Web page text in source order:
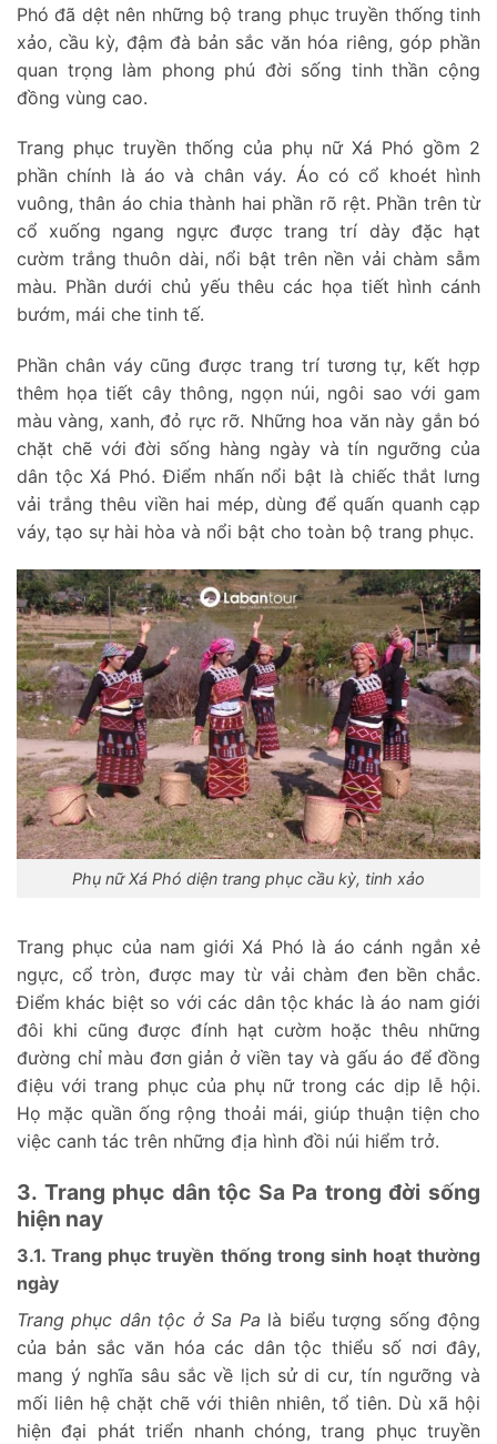
Phó đã dệt nên những bộ trang phục truyền thống tinh
xảo, cầu kỳ, đậm đà bản sắc văn hóa riêng, góp phần
quan trọng làm phong phú đời sống tinh thần cộng
đồng vùng cao.
Trang phục truyền thống của phụ nữ Xá Phó gồm 2
phần chính là áo và chân váy. Áo có cổ khoét hình
vuông, thân áo chia thành hai phần rõ rệt. Phần trên từ
cổ xuống ngang ngực được trang trí dày đặc hạt
cườm trắng thuôn dài, nổi bật trên nền vải chàm sẫm
màu. Phần dưới chủ yếu thêu các họa tiết hình cánh
bướm, mái che tinh tế.
Phần chân váy cũng được trang trí tương tự, kết hợp
thêm họa tiết cây thông, ngọn núi, ngôi sao với gam
màu vàng, xanh, đỏ rực rỡ. Những hoa văn này gắn bó
chặt chẽ với đời sống hàng ngày và tín ngưỡng của
dân tộc Xá Phó. Điểm nhấn nổi bật là chiếc thắt lưng
vải trắng thêu viền hai mép, dùng để quấn quanh cạp
váy, tạo sự hài hòa và nổi bật cho toàn bộ trang phục.
Phụ nữ Xá Phó diện trang phục cầu kỳ, tinh xảo
Trang phục của nam giới Xá Phó là áo cánh ngắn xẻ
ngực, cổ tròn, được may từ vải chàm đen bền chắc.
Điểm khác biệt so với các dân tộc khác là áo nam giới
đôi khi cũng được đính hạt cườm hoặc thêu những
đường chỉ màu đơn giản ở viền tay và gấu áo để đồng
điệu với trang phục của phụ nữ trong các dịp lễ hội.
Họ mặc quần ống rộng thoải mái, giúp thuận tiện cho
việc canh tác trên những địa hình đồi núi hiểm trở.
3. Trang phục dân tộc Sa Pa trong đời sống
hiện nay
3.1. Trang phục truyền thống trong sinh hoạt thường
ngày
Trang phục dân tộc ở Sa Pa là biểu tượng sống động
của bản sắc văn hóa các dân tộc thiểu số nơi đây,
mang ý nghĩa sâu sắc về lịch sử di cư, tín ngưỡng và
mối liên hệ chặt chẽ với thiên nhiên, tổ tiên. Dù xã hội
hiện đại phát triển nhanh chóng, trang phục truyền